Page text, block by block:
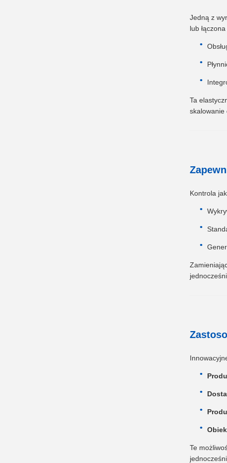
Jedną z
lub
Ta
skalowanie
Kontrola
Te